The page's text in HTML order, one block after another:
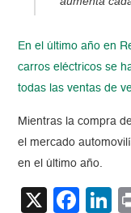
En el último año en
carros eléctricos se
todas las ventas de
Mientras la compra
el mercado
en el último año.
X